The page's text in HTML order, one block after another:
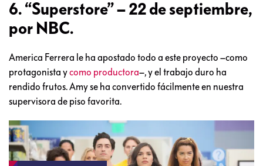
6. “Superstore” – 22 de septiembre,
por NBC.
America Ferrera le ha apostado todo a este proyecto –como
protagonista ycomo productora–, y el trabajo duro ha
rendido frutos. Amy se ha convertido fácilmente en nuestra
supervisora de piso favorita.